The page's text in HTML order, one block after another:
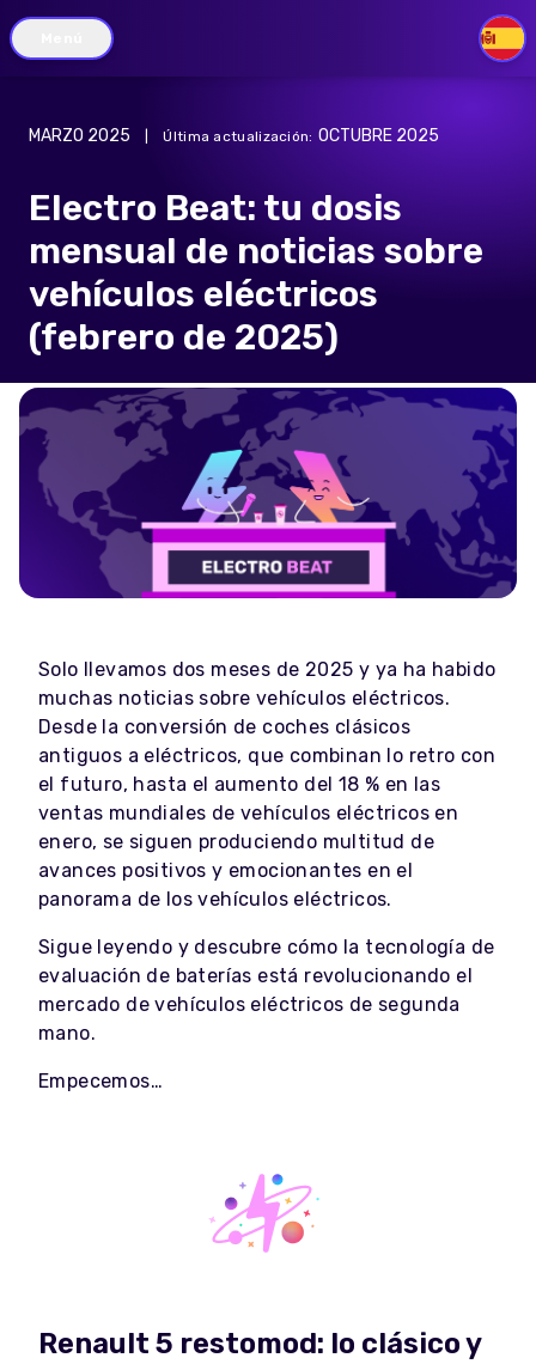
ES
MARZO 2025 Última actualización: OCTUBRE 2025
Electro Beat: tu dosis
mensual de noticias sobre
vehículos eléctricos
(febrero de 2025)
Solo llevamos dos meses de 2025 y ya ha habido
muchas noticias sobre vehículos eléctricos.
Desde la conversión de coches clásicos
antiguos a eléctricos, que combinan lo retro con
el futuro, hasta el aumento del 18 % en las
ventas mundiales de vehículos eléctricos en
enero, se siguen produciendo multitud de
avances positivos y emocionantes en el
panorama de los vehículos eléctricos.
Sigue leyendo y descubre cómo la tecnología de
evaluación de baterías está revolucionando el
mercado de vehículos eléctricos de segunda
mano.
Empecemos…
Renault 5 restomod: lo clásico y